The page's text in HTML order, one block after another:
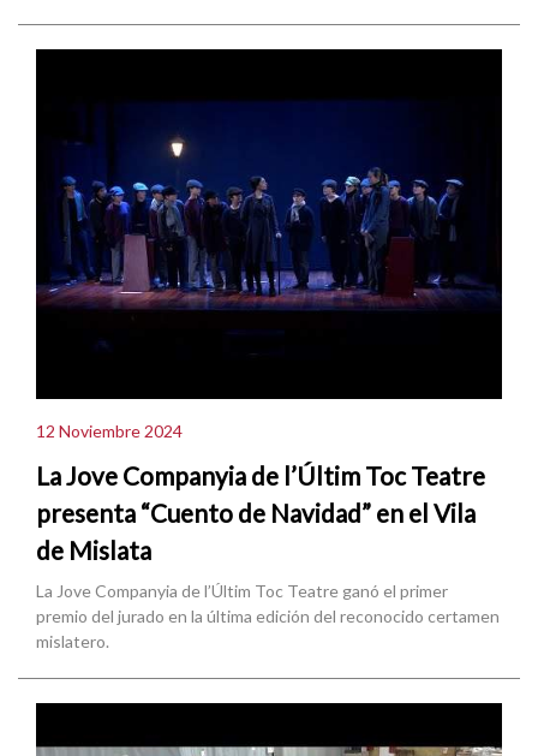
12 Noviembre 2024
La Jove Companyia de l’Últim Toc Teatre
presenta “Cuento de Navidad” en el Vila
de Mislata
La Jove Companyia de l’Últim Toc Teatre ganó el primer
premio del jurado en la última edición del reconocido certamen
mislatero.